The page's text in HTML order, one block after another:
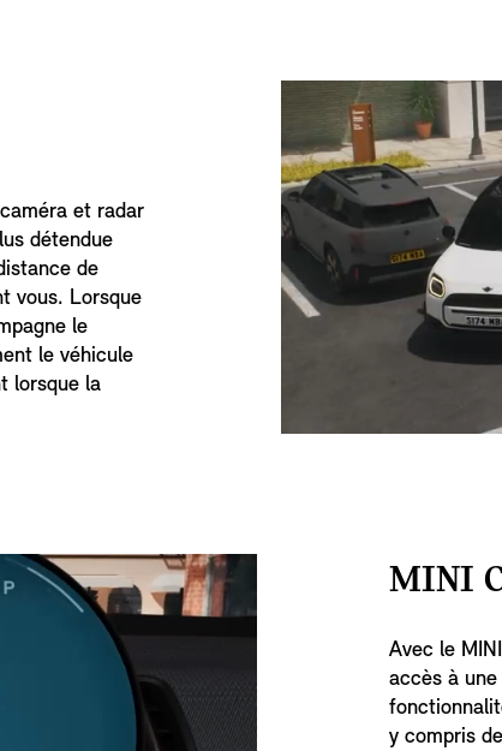
et radar
détendue
de
vous. Lorsque
le
le véhicule
lorsque la
MINI
Avec le
accès à
y compris